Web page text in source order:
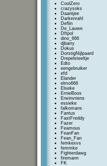
CoolZero
crazysoks
Daantjee
Darkenrahl
Deflin
De_Lauwe
Dftpol
dino_666
djbarry
Dokus
DorstigNijlpaard
Drepelsteeltje
Edto
eengebruiker
efd
Elander
elmo666
Elseke
ErnieBoos
Erwinvriens
essieke
falkomans
Fantus
FastFreddy
Fazer
Feamous
FeanFan
Fean_Fan
femkexvs
femmke
Fighterdawg
firemann
FK